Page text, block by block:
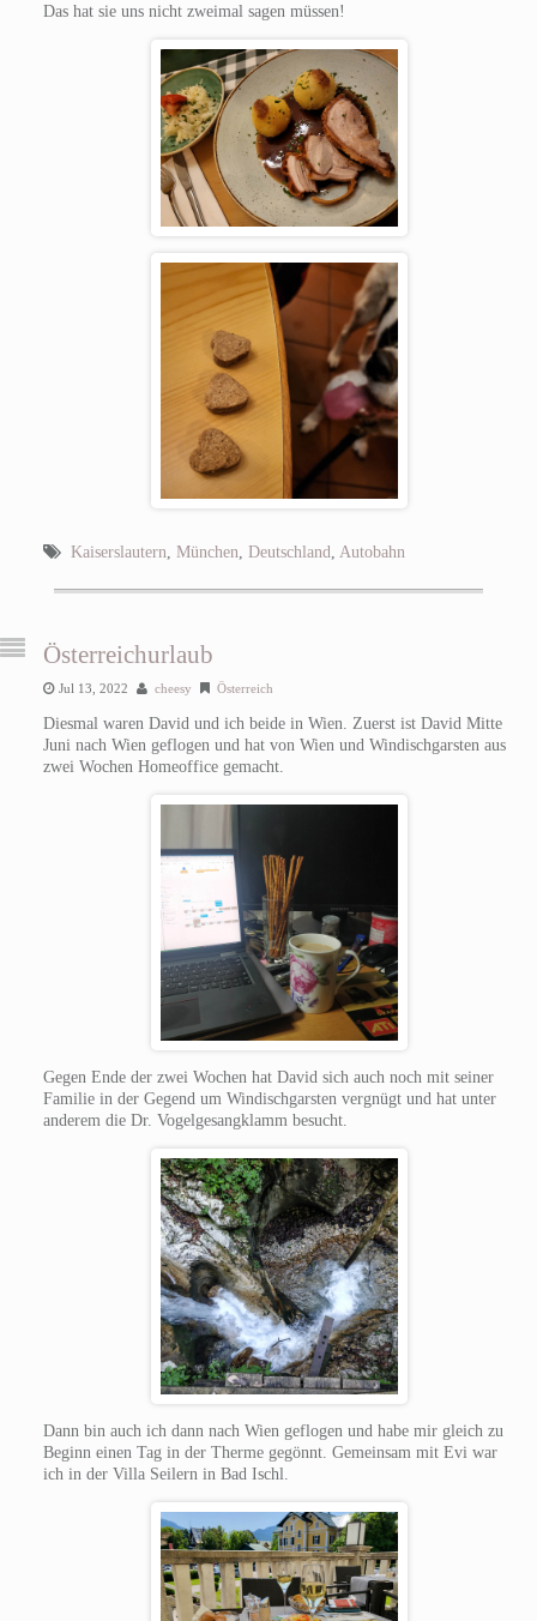
Das hat sie uns nicht zweimal sagen müssen!
Kaiserslautern München Deutschland Autobahn
Österreichurlaub
Jul 13, 2022 cheesy Österreich
Diesmal waren David und ich beide in Wien. Zuerst ist David Mitte
Juni nach Wien geflogen und hat von Wien und Windischgarsten aus
zwei Wochen Homeoffice gemacht.
Gegen Ende der zwei Wochen hat David sich auch noch mit seiner
Familie in der Gegend um Windischgarsten vergnügt und hat unter
anderem die Dr. Vogelgesangklamm besucht.
Dann bin auch ich dann nach Wien geflogen und habe mir gleich zu
Beginn einen Tag in der Therme gegönnt. Gemeinsam mit Evi war
ich in der Villa Seilern in Bad Ischl.